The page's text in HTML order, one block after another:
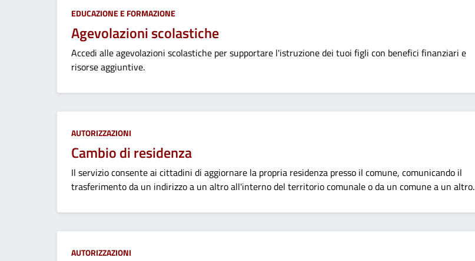
Categoria:
EDUCAZIONE E FORMAZIONE
Agevolazioni scolastiche
Accedi alle agevolazioni scolastiche per supportare l'istruzione dei tuoi figli con benefici finanziari e
risorse aggiuntive.
Categoria:
AUTORIZZAZIONI
Cambio di residenza
Il servizio consente ai cittadini di aggiornare la propria residenza presso il comune, comunicando il
trasferimento da un indirizzo a un altro all'interno del territorio comunale o da un comune a un altro.
Categoria:
AUTORIZZAZIONI